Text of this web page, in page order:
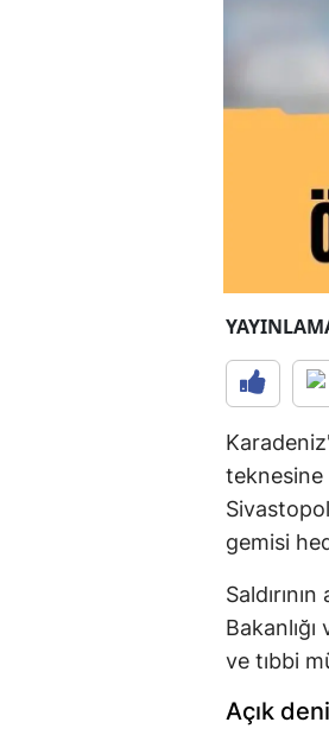
teknesine
gemisi
ve tıbbi
Açık